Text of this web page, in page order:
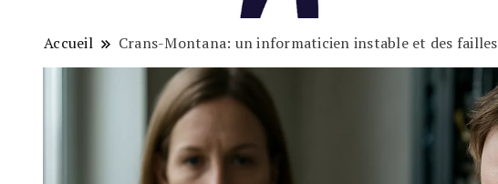
Accueil Crans-Montana: un informaticien instable et des failles